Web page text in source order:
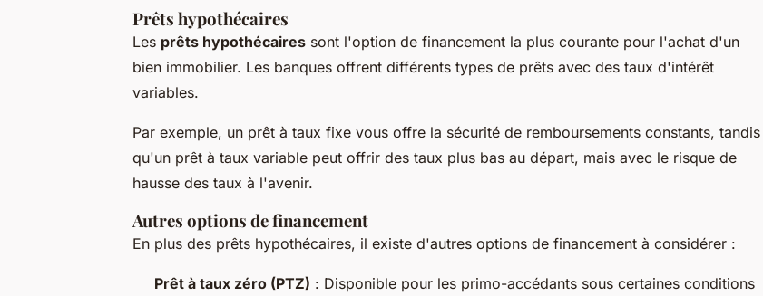
Prêts hypothécaires
Les prêts hypothécaires sont l'option de financement la plus courante pour l'achat d'un
bien immobilier. Les banques offrent différents types de prêts avec des taux d'intérêt
variables.
Par exemple, un prêt à taux fixe vous offre la sécurité de remboursements constants, tandis
qu'un prêt à taux variable peut offrir des taux plus bas au départ, mais avec le risque de
hausse des taux à l'avenir.
Autres options de financement
En plus des prêts hypothécaires, il existe d'autres options de financement à considérer :
Prêt à taux zéro (PTZ) : Disponible pour les primo-accédants sous certaines conditions